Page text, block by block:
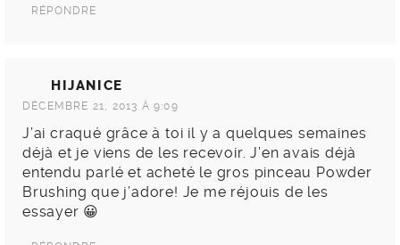
RÉPONDRE
HIJANICE
DÉCEMBRE 21, 2013 À 9:09
J’ai craqué grâce à toi il y a quelques semaines
déjà et je viens de les recevoir. J’en avais déjà
entendu parlé et acheté le gros pinceau Powder
Brushing que j’adore! Je me réjouis de les
essayer 😀